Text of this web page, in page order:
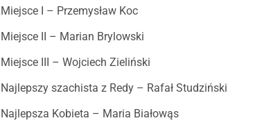
Miejsce I – Przemysław Koc
Miejsce II – Marian Brylowski
Miejsce III – Wojciech Zieliński
Najlepszy szachista z Redy – Rafał Studziński
Najlepsza Kobieta – Maria Białowąs